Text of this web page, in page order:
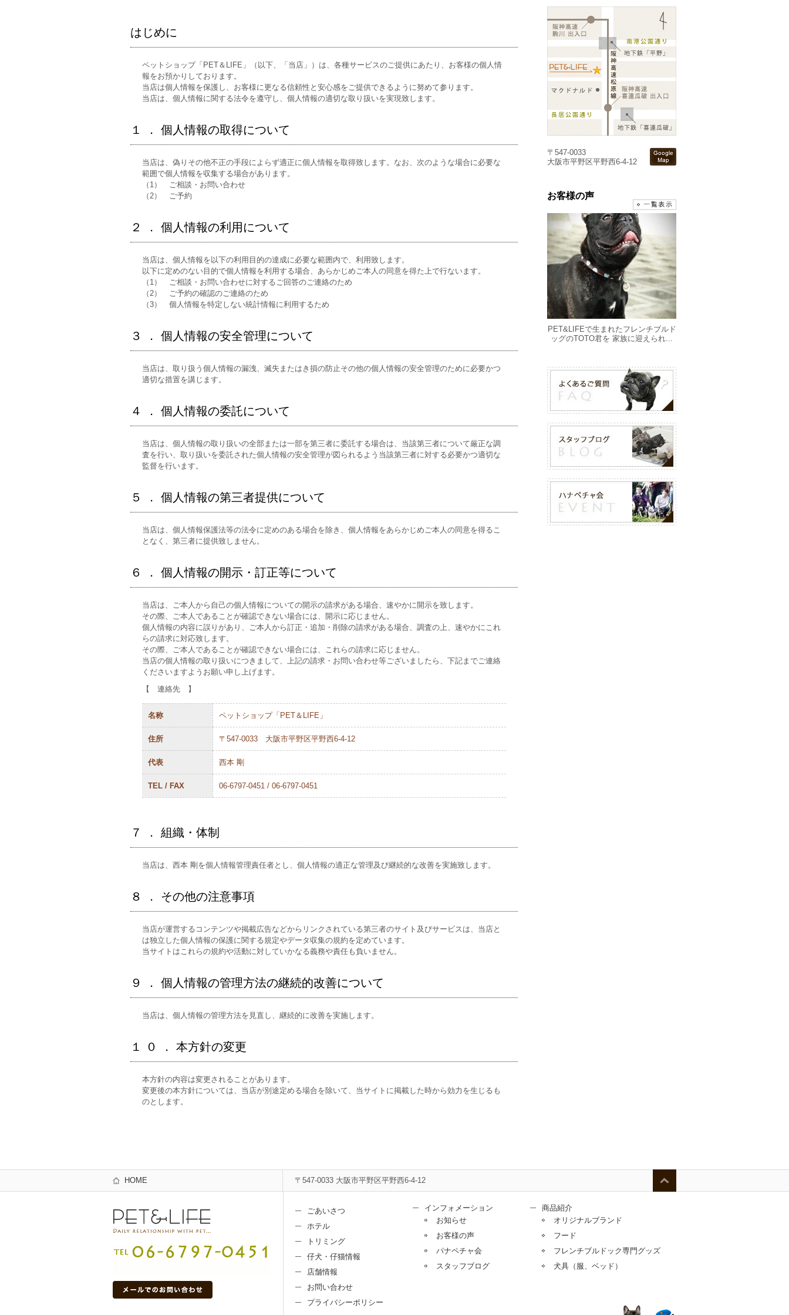
はじめに
ペットショップ「PET＆LIFE」（以下、「当店」）は、各種サービスのご提供にあたり、お客様の個人情
報をお預かりしております。
当店は個人情報を保護し、お客様に更なる信頼性と安心感をご提供できるように努めて参ります。
当店は、個人情報に関する法令を遵守し、個人情報の適切な取り扱いを実現致します。
１ ． 個人情報の取得について
当店は、偽りその他不正の手段によらず適正に個人情報を取得致します。なお、次のような場合に必要な
範囲で個人情報を収集する場合があります。
（1） ご相談・お問い合わせ
（2） ご予約
２ ． 個人情報の利用について
当店は、個人情報を以下の利用目的の達成に必要な範囲内で、利用致します。
以下に定めのない目的で個人情報を利用する場合、あらかじめご本人の同意を得た上で行ないます。
（1） ご相談・お問い合わせに対するご回答のご連絡のため
（2） ご予約の確認のご連絡のため
（3） 個人情報を特定しない統計情報に利用するため
３ ． 個人情報の安全管理について
当店は、取り扱う個人情報の漏洩、滅失またはき損の防止その他の個人情報の安全管理のために必要かつ
適切な措置を講じます。
４ ． 個人情報の委託について
当店は、個人情報の取り扱いの全部または一部を第三者に委託する場合は、当該第三者について厳正な調
査を行い、取り扱いを委託された個人情報の安全管理が図られるよう当該第三者に対する必要かつ適切な
監督を行います。
５ ． 個人情報の第三者提供について
当店は、個人情報保護法等の法令に定めのある場合を除き、個人情報をあらかじめご本人の同意を得るこ
となく、第三者に提供致しません。
６ ． 個人情報の開示・訂正等について
当店は、ご本人から自己の個人情報についての開示の請求がある場合、速やかに開示を致します。
その際、ご本人であることが確認できない場合には、開示に応じません。
個人情報の内容に誤りがあり、ご本人から訂正・追加・削除の請求がある場合、調査の上、速やかにこれ
らの請求に対応致します。
その際、ご本人であることが確認できない場合には、これらの請求に応じません。
当店の個人情報の取り扱いにつきまして、上記の請求・お問い合わせ等ございましたら、下記までご連絡
くださいますようお願い申し上げます。
【 連絡先 】
名称 ペットショップ「PET＆LIFE」
住所 〒547-0033 大阪市平野区平野西6-4-12
代表 西本 剛
TEL / FAX 06-6797-0451 / 06-6797-0451
７ ． 組織・体制
当店は、西本 剛を個人情報管理責任者とし、個人情報の適正な管理及び継続的な改善を実施致します。
８ ． その他の注意事項
当店が運営するコンテンツや掲載広告などからリンクされている第三者のサイト及びサービスは、当店と
は独立した個人情報の保護に関する規定やデータ収集の規約を定めています。
当サイトはこれらの規約や活動に対していかなる義務や責任も負いません。
９ ． 個人情報の管理方法の継続的改善について
当店は、個人情報の管理方法を見直し、継続的に改善を実施します。
１ ０ ． 本方針の変更
本方針の内容は変更されることがあります。
変更後の本方針については、当店が別途定める場合を除いて、当サイトに掲載した時から効力を生じるも
のとします。
〒547-0033
大阪市平野区平野西6-4-12
お客様の声
PET&LIFEで生まれたフレンチブルド
ッグのTOTO君を 家族に迎えられ...
HOME 〒547-0033 大阪市平野区平野西6-4-12
ごあいさつ
ホテル
トリミング
仔犬・仔猫情報
店舗情報
お問い合わせ
プライバシーポリシー
インフォメーション
お知らせ
お客様の声
パナペチャ会
スタッフブログ
商品紹介
オリジナルブランド
フード
フレンチブルドック専門グッズ
犬具（服、ベッド）